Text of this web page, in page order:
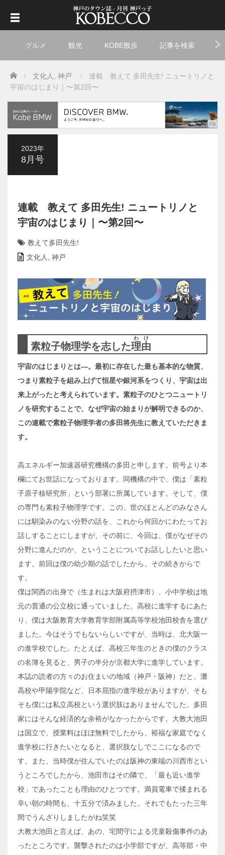
グルメ 観光 KOBE散歩 記事を検索
Home 文化人 神戸
連載 教えて 多田先生! ニュートリノと
宇宙のはじまり｜〜第2回〜
2023年
8月号
連載 教えて 多田先生! ニュートリノと
宇宙のはじまり｜〜第2回〜
教えて多田先生!
文化人
神戸
素粒子物理学を志した理由
わけ
宇宙のはじまりとは―。最初に存在した最も基本的な物質、
つまり素粒子を組み上げて恒星や銀河系をつくり、宇宙は出
来上がったと考えられています。素粒子のひとつニュートリ
ノを研究することで、なぜ宇宙の始まりが解明できるのか、
この連載で素粒子物理学者の多田将先生に教えていただきま
す。
高エネルギー加速器研究機構の多田と申します。前号より本
欄にてお世話になっております。同機構の中で、僕は「素粒
子原子核研究所」という部署に所属しています。そして、僕
の専門も素粒子物理学です。この、世のほとんどのみなさん
には馴染みのない分野の話を、これから何回かにわたってお
話しすることにしますが、その前に、今回は、僕がなぜその
分野に進んだのか、ということについてお話ししたいと思い
ます。前回は僕の幼少期の話でしたから、その続きからで
す。
僕は関西の出身で（生まれは大阪府摂津市）、小中学校は地
元の普通の公立校に通っていました。高校に進学するにあた
り、僕は大阪教育大学教育学部附属高等学校池田校舎を選び
ました。今はそうでもないらしいですが、当時は、北大阪一
の進学校でした。たとえば、高校三年生のときの僕のクラス
の名簿を見ると、男子の半分が京都大学に進学しています。
本誌の読者の方々のお住まいの地域（神戸・阪神）だと、灘
高校や甲陽学院など、日本屈指の進学校がありますが、そも
そも僕には私立高校という選択肢はありませんでした。多田
家にはそんな経済的な余裕がなかったからです。大教大池田
は国立で、授業料はほぼ無料でしたから、裕福な家庭でなく
進学校に行きたいとなると、選択肢なしでここになるので
す。また、当時僕が住んでいたのは阪神の東端の川西市とい
うところでしたから、池田市はその隣で、「最も近い進学
校」であったことも理由のひとつです。満員電車で揉まれる
辛い朝の時間も、十五分で済みました。それでもたった三年
間でうんざりしましたがね笑笑
大教大池田と言えば、あの、宅間守による児童殺傷事件のあ
ったところです。襲撃されたのは小学部ですが、高等部・中